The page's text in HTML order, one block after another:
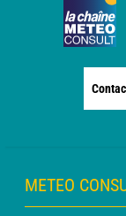
METEO